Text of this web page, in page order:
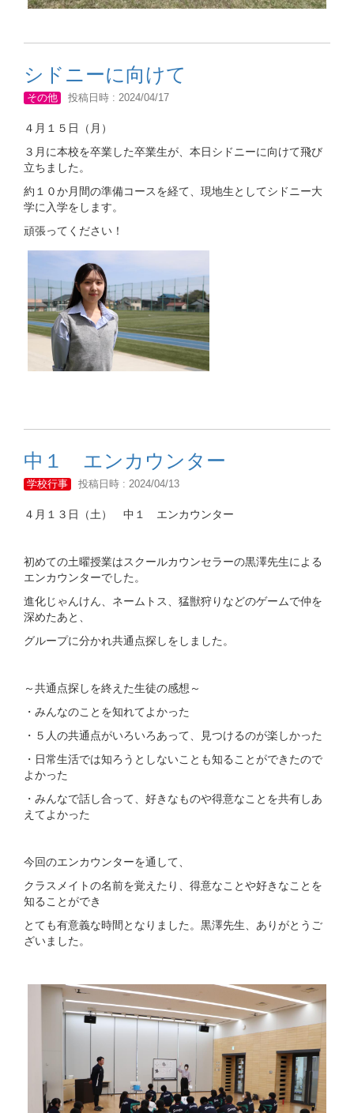
シドニーに向けて
その他 投稿日時 : 2024/04/17
４月１５日（月）
３月に本校を卒業した卒業生が、本日シドニーに向けて飛び
立ちました。
約１０か月間の準備コースを経て、現地生としてシドニー大
学に入学をします。
頑張ってください！
中１ エンカウンター
学校行事 投稿日時 : 2024/04/13
４月１３日（土） 中１ エンカウンター
初めての土曜授業はスクールカウンセラーの黒澤先生による
エンカウンターでした。
進化じゃんけん、ネームトス、猛獣狩りなどのゲームで仲を
深めたあと、
グループに分かれ共通点探しをしました。
～共通点探しを終えた生徒の感想～
・みんなのことを知れてよかった
・５人の共通点がいろいろあって、見つけるのが楽しかった
・日常生活では知ろうとしないことも知ることができたので
よかった
・みんなで話し合って、好きなものや得意なことを共有しあ
えてよかった
今回のエンカウンターを通して、
クラスメイトの名前を覚えたり、得意なことや好きなことを
知ることができ
とても有意義な時間となりました。黒澤先生、ありがとうご
ざいました。